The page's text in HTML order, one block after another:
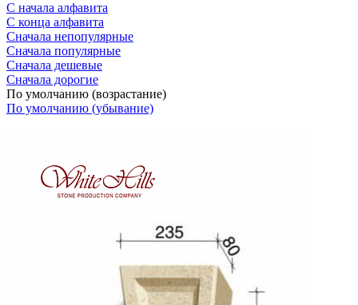
С начала алфавита
С конца алфавита
Сначала непопулярные
Сначала популярные
Сначала дешевые
Сначала дорогие
По умолчанию (возрастание)
По умолчанию (убывание)